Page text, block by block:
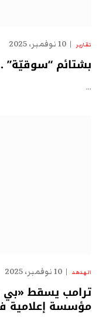
تقارير 10 نوفمبر، 2025
بشتائم “سوقيّة”
…
الهدهد 10 نوفمبر، 2025
ترامب يسقط
مؤسسة إعلامية